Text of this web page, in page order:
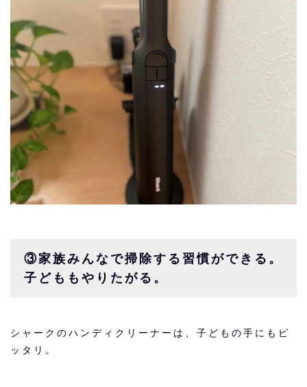
③家族みんなで掃除する習慣ができる。
子どももやりたがる。
シャークのハンディクリーナーは、子どもの手にもピ
ッタリ。